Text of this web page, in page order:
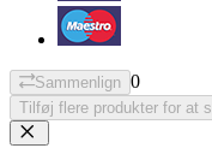
Sammenlign 0
Tilføj flere produkter for at